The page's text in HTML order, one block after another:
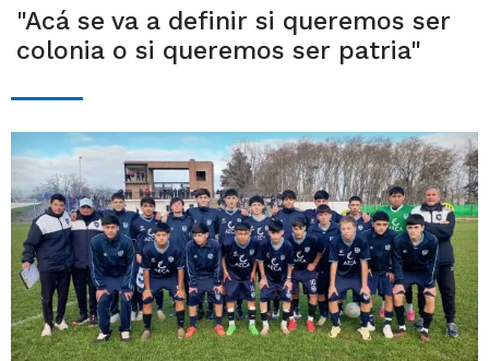
"Acá se va a definir si queremos ser
colonia o si queremos ser patria"